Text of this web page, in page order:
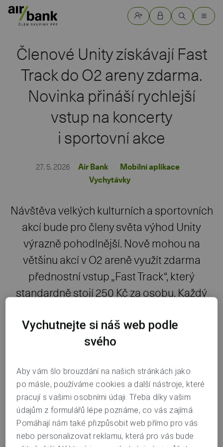
Členové Unity získávají Fast
Track do O2 areny zdarma.
Novinka přináší rychlejší
vstup na koncerty
i sportovní akce
27. 5. 2026 Air Bank
Mobilní aplikace
Vychytávky
Návštěva velkých kulturních a sportovních
akcí bude pro členy světa výhod Unity
výrazně pohodlnější. Nově mohou na
většinu akcí v O2 areně využít zdarma
přednostní vstup „Fast Track“, který
standardně stojí 250 Kč za osobu. Každý
a pokaždé získat až čtyři přednostní vstupy
pro sebe a svůj doprovod.
Nabídka benefitů pro členy Unity se rozšiřuje o další
exkluzivní výhodu. Fast Track v O2 areně zajistí rychlejší
a pohodlnější průchod do areny bez dlouhého čekání ve
standardních frontách.
„Chceme členům Unity přinášet výhody, které jim
Vychutnejte si náš web podle
svého
Aby vám šlo brouzdání na našich stránkách jako
po másle, používáme cookies a další nástroje, které
pracují s vašimi osobními údaji. Třeba díky vašim
údajům z formulářů lépe poznáme, co vás zajímá.
Pomáhají nám také přizpůsobit web přímo pro vás
nebo personalizovat reklamu, která pro vás bude